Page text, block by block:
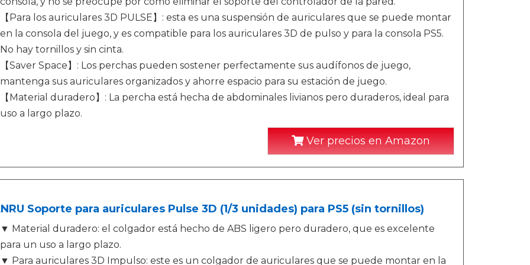
【Para los auriculares 3D PULSE】: esta es una suspensión de auriculares que se puede montar
en la consola del juego, y es compatible para los auriculares 3D de pulso y para la consola PS5.
No hay tornillos y sin cinta.
【Saver Space】: Los perchas pueden sostener perfectamente sus audífonos de juego,
mantenga sus auriculares organizados y ahorre espacio para su estación de juego.
【Material duradero】: La percha está hecha de abdominales livianos pero duraderos, ideal para
uso a largo plazo.
Ver precios en Amazon
Soporte para auriculares Pulse 3D (1/3 unidades) para PS5 (sin tornillos)
▼ Material duradero: el colgador está hecho de ABS ligero pero duradero, que es excelente
para un uso a largo plazo.
▼ Para auriculares 3D Impulso: este es un colgador de auriculares que se puede montar en la